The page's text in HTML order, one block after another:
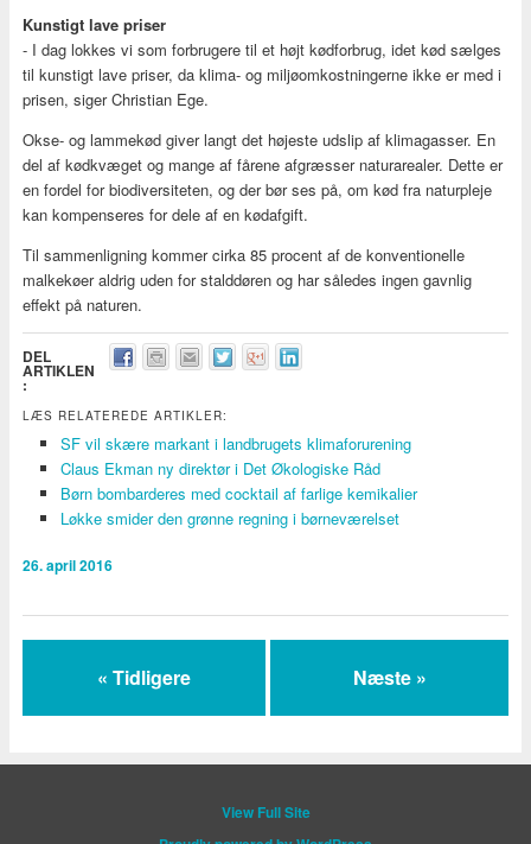
Kunstigt lave priser
- I dag lokkes vi som forbrugere til et højt kødforbrug, idet kød sælges
til kunstigt lave priser, da klima- og miljøomkostningerne ikke er med i
prisen, siger Christian Ege.
Okse- og lammekød giver langt det højeste udslip af klimagasser. En
del af kødkvæget og mange af fårene afgræsser naturarealer. Dette er
en fordel for biodiversiteten, og der bør ses på, om kød fra naturpleje
kan kompenseres for dele af en kødafgift.
Til sammenligning kommer cirka 85 procent af de konventionelle
malkekøer aldrig uden for stalddøren og har således ingen gavnlig
effekt på naturen.
DEL
ARTIKLEN
:
LÆS RELATEREDE ARTIKLER:
SF vil skære markant i landbrugets klimaforurening
Claus Ekman ny direktør i Det Økologiske Råd
Børn bombarderes med cocktail af farlige kemikalier
Løkke smider den grønne regning i børneværelset
26. april 2016
« Tidligere Næste »
View Full Site